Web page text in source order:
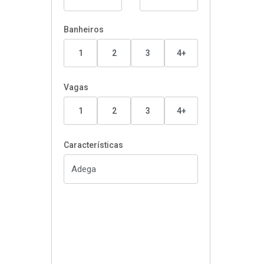
Banheiros
1 2 3 4+
Vagas
1 2 3 4+
Características